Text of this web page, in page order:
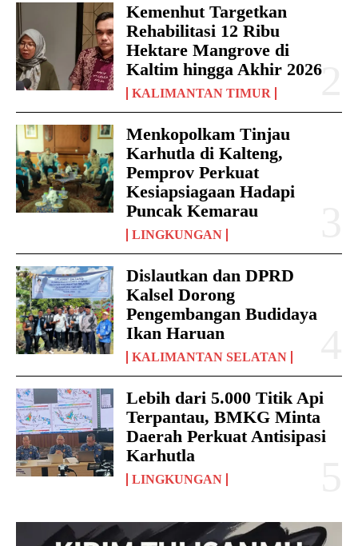
Kemenhut Targetkan
Rehabilitasi 12 Ribu
Hektare Mangrove di
Kaltim hingga Akhir 2026
KALIMANTAN TIMUR
Menkopolkam Tinjau
Karhutla di Kalteng,
Pemprov Perkuat
Kesiapsiagaan Hadapi
Puncak Kemarau
LINGKUNGAN
Dislautkan dan DPRD
Kalsel Dorong
Pengembangan Budidaya
Ikan Haruan
KALIMANTAN SELATAN
Lebih dari 5.000 Titik Api
Terpantau, BMKG Minta
Daerah Perkuat Antisipasi
Karhutla
LINGKUNGAN